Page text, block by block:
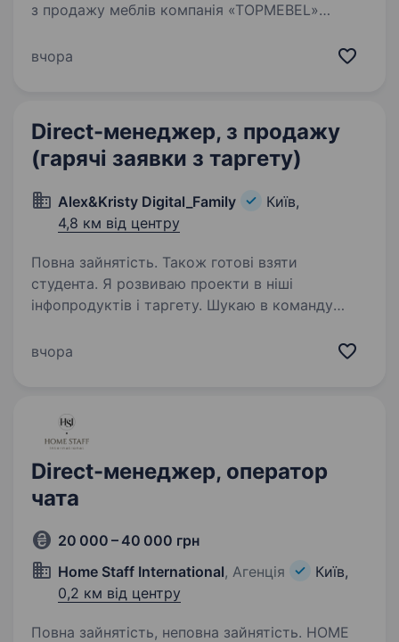
з продажу меблів компанія «TOPMEBEL»
«Дірект-менеджера» (менеджера в онлайн
вчора
Direct-менеджер, з продажу
(гарячі заявки з таргету)
Alex&Kristy Digital_Family
Київ,
4,8 км від центру
Повна зайнятість. Також готові взяти
студента. Я розвиваю проекти в ніші
інфопродуктів і таргету. Шукаю в команду
обробляти холодні і гарячі заявки,
вчора
Direct-менеджер, оператор
чата
20 000 – 40 000 грн
Home Staff International, Агенція
Київ,
0,2 км від центру
Повна зайнятість, неповна зайнятість. HOME